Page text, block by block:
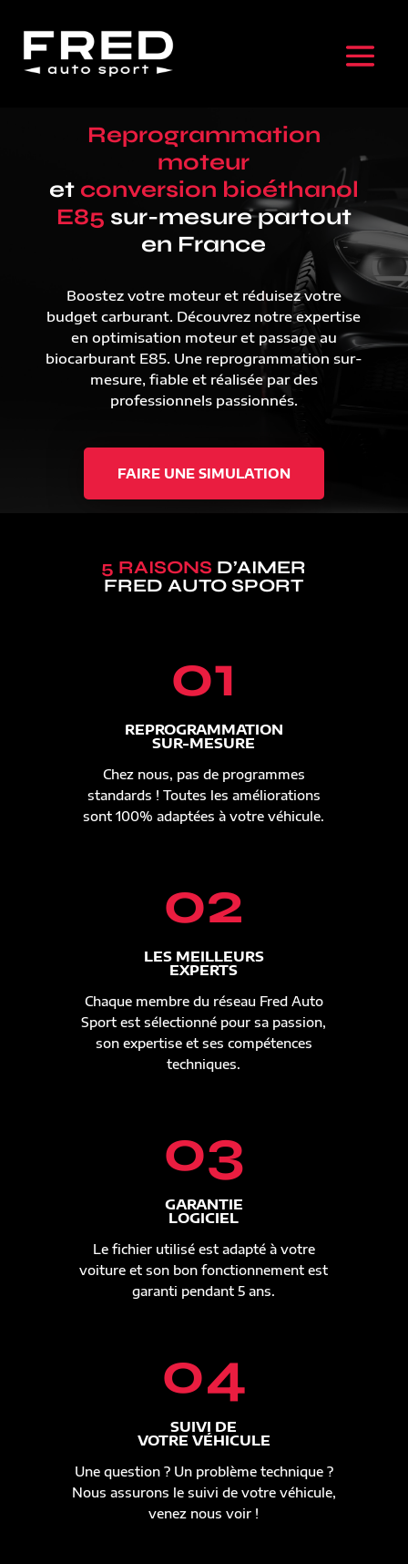
Reprogrammation
moteur
et conversion bioéthanol
E85 sur-mesure partout
en France
Boostez votre moteur et réduisez votre
budget carburant. Découvrez notre expertise
en optimisation moteur et passage au
biocarburant E85. Une reprogrammation sur-
mesure, fiable et réalisée par des
professionnels passionnés.
FAIRE UNE SIMULATION
5 RAISONS D’AIMER
FRED AUTO SPORT
01
REPROGRAMMATION
SUR-MESURE
Chez nous, pas de programmes
standards ! Toutes les améliorations
sont 100% adaptées à votre véhicule.
02
LES MEILLEURS
EXPERTS
Chaque membre du réseau Fred Auto
Sport est sélectionné pour sa passion,
son expertise et ses compétences
techniques.
03
GARANTIE
LOGICIEL
Le fichier utilisé est adapté à votre
voiture et son bon fonctionnement est
garanti pendant 5 ans.
04
SUIVI DE
VOTRE VÉHICULE
Une question ? Un problème technique ?
Nous assurons le suivi de votre véhicule,
venez nous voir !